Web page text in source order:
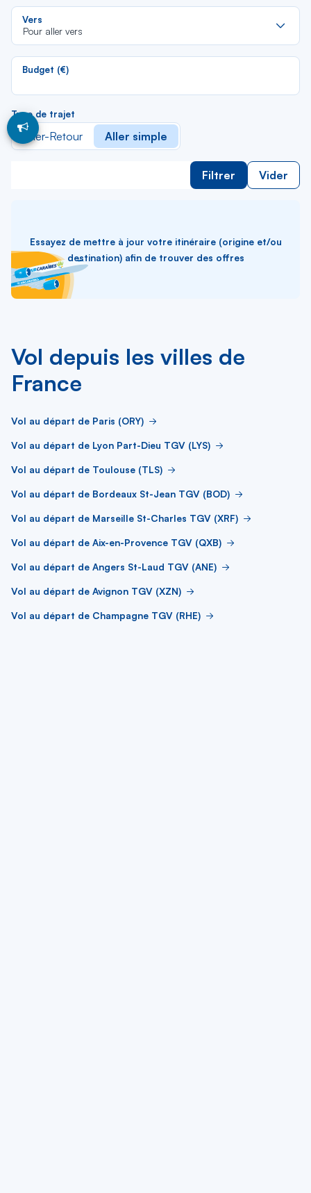
Vers
Pour aller vers
Budget (€)
Type de trajet
Aller-Retour Aller simple
Filtrer Vider
Essayez de mettre à jour votre itinéraire (origine et/ou
destination) afin de trouver des offres
Vol depuis les villes de
France
Vol au départ de Paris (ORY)
Vol au départ de Lyon Part-Dieu TGV (LYS)
Vol au départ de Toulouse (TLS)
Vol au départ de Bordeaux St-Jean TGV (BOD)
Vol au départ de Marseille St-Charles TGV (XRF)
Vol au départ de Aix-en-Provence TGV (QXB)
Vol au départ de Angers St-Laud TGV (ANE)
Vol au départ de Avignon TGV (XZN)
Vol au départ de Champagne TGV (RHE)